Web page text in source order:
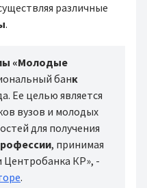
различные
.
«Молодые
банк
Ее целью является
вузов и молодых
для получения
, принимая
Центробанка КР», -
.